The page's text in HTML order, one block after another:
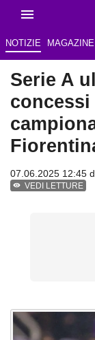
NOTIZIE MAGAZINE
Serie A
concessi
07.06.2025 12:45
VEDI LETTURE